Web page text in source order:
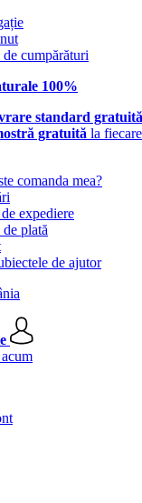
cumpărături
100%
standard gratuită
gratuită la
comanda mea?
expediere
plată
de ajutor